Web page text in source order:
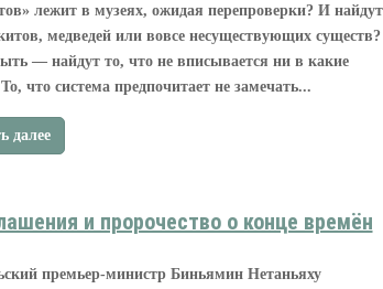
лежит в музеях, ожидая перепроверки? И найдут
медведей или вовсе несуществующих
— найдут то, что не вписывается ни в какие
что система предпочитает не замечать...
далее
и пророчество о конце времён
премьер-министр Биньямин Нетаньяху